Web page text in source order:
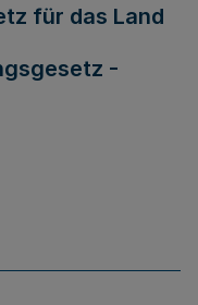
für das Land
-